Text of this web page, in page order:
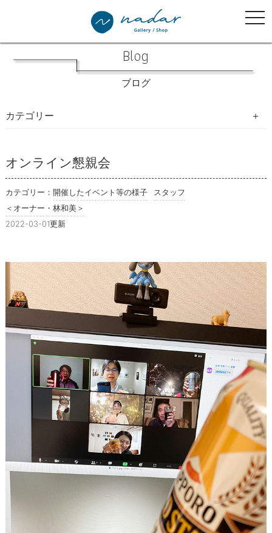
Blog
ブログ
カテゴリー
写真展
教室・イベント・WSのご案内
ナダール書林
ナダールのお仕事紹介
ナダールのある街
スタッフコラム
スタッフ
＜オーナー・林和美＞
＜店長・早苗久美子＞
＜スタッフ・sawa＞
オンライン懇親会
カテゴリー： 開催したイベント等の様子
スタッフ
＜オーナー・林和美＞
2022-03-01更新